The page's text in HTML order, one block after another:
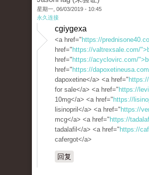
星期一, 06/03/2019 - 10:45
永久连接
cgiygexa
<a href=" https://
href=" https://valtrexsale.com/
href=" https://acyclovirc.com/
href=" https://
dapoxetine</a> <a href="
for sale</a> <a href=" https://
10mg</a> <a href=" https://
lisinopril</a> <a href=" https://
mcg</a> <a href=" https://
tadalafil</a> <a href=" https://
cafergot</a>
回复